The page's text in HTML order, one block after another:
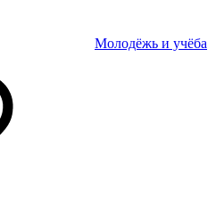
Молодёжь и учёба